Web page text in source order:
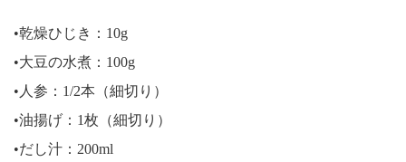
•乾燥ひじき：10g
•大豆の水煮：100g
•人参：1/2本（細切り）
•油揚げ：1枚（細切り）
•だし汁：200ml